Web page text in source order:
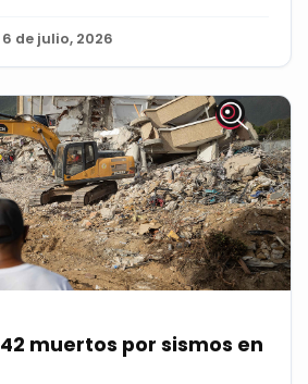
6 de julio, 2026
muertos por sismos en